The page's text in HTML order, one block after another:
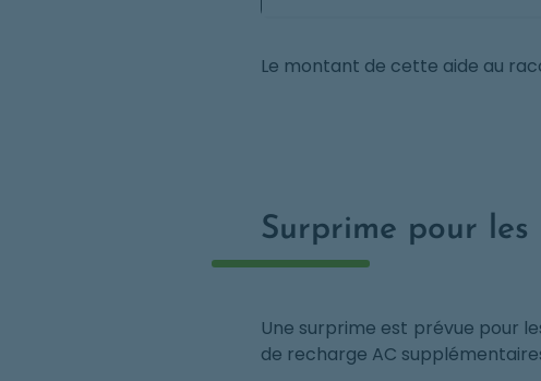
Le montant de cette aide au
Surprime pour
Une surprime est prévue pour
de recharge AC